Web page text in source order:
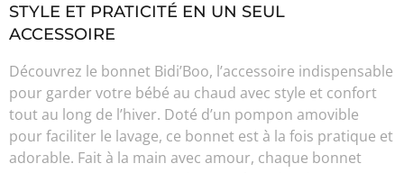
STYLE ET PRATICITÉ EN UN SEUL
ACCESSOIRE
Découvrez le bonnet Bidi’Boo, l’accessoire indispensable
pour garder votre bébé au chaud avec style et confort
tout au long de l’hiver. Doté d’un pompon amovible
pour faciliter le lavage, ce bonnet est à la fois pratique et
adorable. Fait à la main avec amour, chaque bonnet